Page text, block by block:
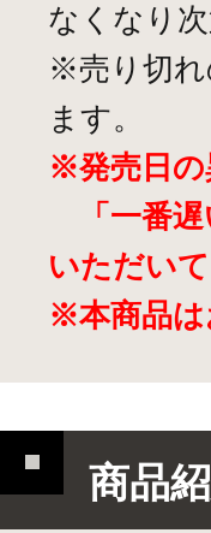
なくなり
※売り切れ
ます。
※発売日の
「一番遅
いただい
※本商品は
商品